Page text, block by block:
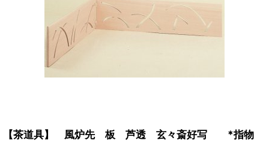
【茶道具】 風炉先 板 芦透 玄々斎好写 *指物